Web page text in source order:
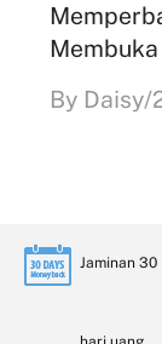
By
Jaminan 30